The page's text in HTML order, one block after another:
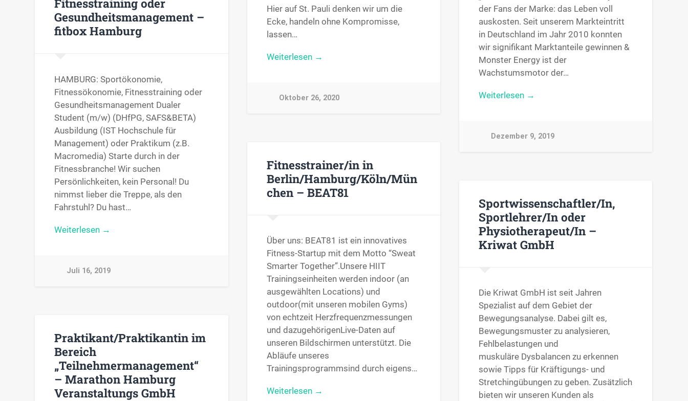
Hier auf St. Pauli denken wir um die
Ecke, handeln ohne Kompromisse,
lassen…
Weiterlesen →
Oktober 26, 2020
der Fans der Marke: das Leben voll
auskosten. Seit unserem Markteintritt
in Deutschland im Jahr 2010 konnten
wir signifikant Marktanteile gewinnen &
Monster Energy ist der
Wachstumsmotor der…
Weiterlesen →
Dezember 9, 2019
Fitnesstraining oder
Gesundheitsmanagement –
fitbox Hamburg
HAMBURG: Sportökonomie,
Fitnessökonomie, Fitnesstraining oder
Gesundheitsmanagement Dualer
Student (m/w) (DHfPG, SAFS&BETA)
Ausbildung (IST Hochschule für
Management) oder Praktikum (z.B.
Macromedia) Starte durch in der
Fitnessbranche! Wir suchen
Persönlichkeiten, kein Personal! Du
nimmst lieber die Treppe, als den
Fahrstuhl? Du hast…
Weiterlesen →
Juli 16, 2019
Fitnesstrainer/in in
Berlin/Hamburg/Köln/Mün
chen – BEAT81
Über uns: BEAT81 ist ein innovatives
Fitness-Startup mit dem Motto “Sweat
Smarter Together”.Unsere HIIT
Trainingseinheiten werden indoor (an
ausgewählten Locations) und
outdoor(mit unseren mobilen Gyms)
von echtzeit Herzfrequenzmessungen
und dazugehörigenLive-Daten auf
unseren Bildschirmen unterstützt. Die
Abläufe unseres
Trainingsprogrammsind durch eigens…
Weiterlesen →
Sportwissenschaftler/In,
Sportlehrer/In oder
Physiotherapeut/In –
Kriwat GmbH
Die Kriwat GmbH ist seit Jahren
Spezialist auf dem Gebiet der
Bewegungsanalyse. Dabei gilt es,
Bewegungsmuster zu analysieren,
Fehlbelastungen und
muskuläre Dysbalancen zu erkennen
sowie Tipps für Kräftigungs- und
Stretchingübungen zu geben. Zusätzlich
bieten wir unseren Kunden als
Praktikant/Praktikantin im
Bereich
„Teilnehmermanagement“
– Marathon Hamburg
Veranstaltungs GmbH